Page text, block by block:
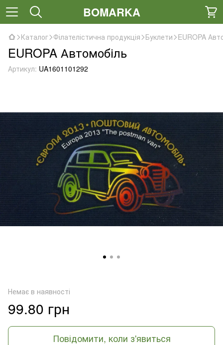
BOMARKA
Каталог Філателістична продукція Буклети EUROPA
EUROPA Автомобіль
Артикул: UA1601101292
Немає в наявності
99.80 грн
Повідомити, коли з'явиться